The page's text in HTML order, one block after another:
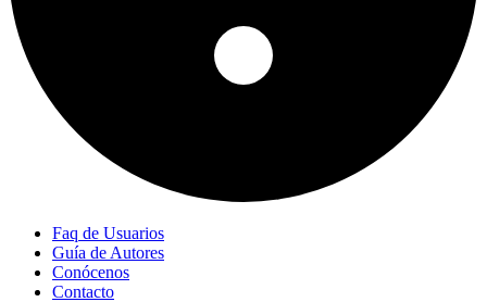
Faq de Usuarios
Guía de Autores
Conócenos
Contacto